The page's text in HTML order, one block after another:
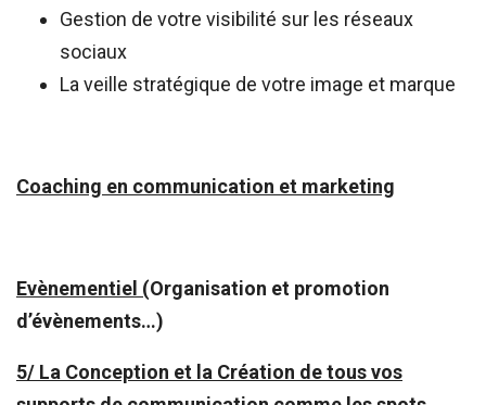
Gestion de votre visibilité sur les réseaux
sociaux
La veille stratégique de votre image et marque
Coaching en communication et marketing
Evènementiel (Organisation et promotion
d’évènements…)
5/ La Conception et la Création de tous vos